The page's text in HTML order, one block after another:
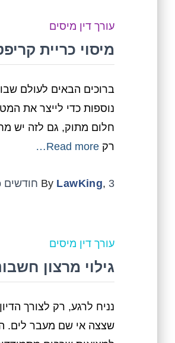
עורך דין מיסים
מיסוי כריית
ברוכים הבאים לעולם
נוספות כדי לייצר את
חלום מתוק, גם לזה יש
רק Read more…
By LawKing, 3 חודשים
עורך דין מיסים
גילוי מרצון
נניח לרגע, רק לצורך
שצצה אי שם מעבר לים.